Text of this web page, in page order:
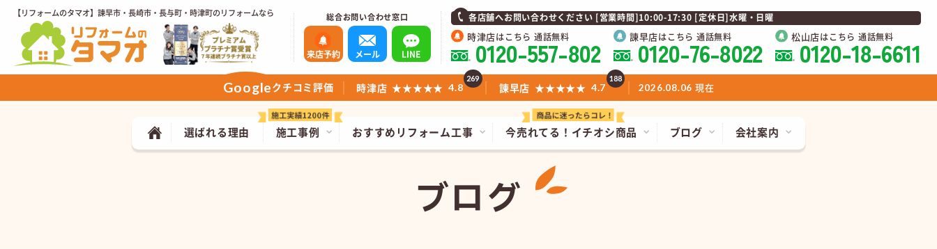
【リフォームのタマオ】諫早市・長崎市・長与町・時津町のリフォームなら 総合お問い合わせ窓口
来店予約 メール LINE
各店舗へお問い合わせください [営業時間]10:00-17:30 [定休日]水曜・日曜
時津店はこちら 通話無料
0120-557-802 諫早店はこちら 通話無料
0120-76-8022 松山店はこちら 通話無料
0120-18-6611
今売れてる！ イチオシ商品
施工事例 おすすめリフォーム工事
選ばれる理由 ブログ 会社案内
Googleクチコミ評価 時津店 ★★★★★ 4.8
269
諫早店 ★★★★★ 4.7
188
2026.08.06 現在
ブログ